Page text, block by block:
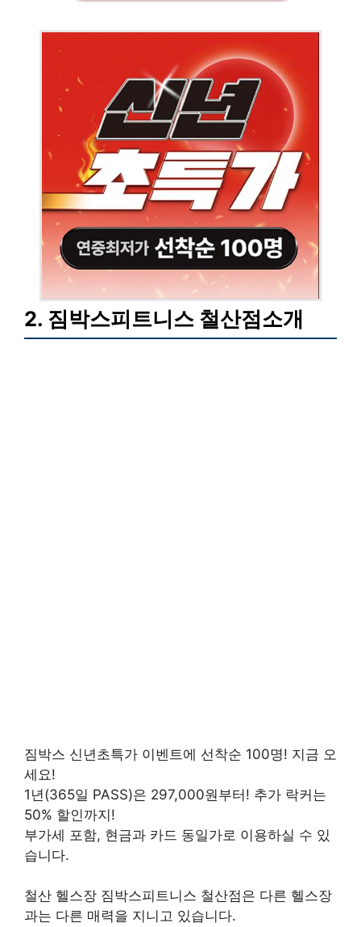
2. 짐박스피트니스 철산점소개
짐박스 신년초특가 이벤트에 선착순 100명! 지금 오
세요!
1년(365일 PASS)은 297,000원부터! 추가 락커는
50% 할인까지!
부가세 포함, 현금과 카드 동일가로 이용하실 수 있
습니다.
철산 헬스장 짐박스피트니스 철산점은 다른 헬스장
과는 다른 매력을 지니고 있습니다.